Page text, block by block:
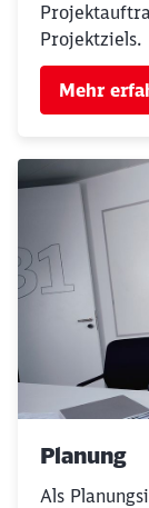
Projektziels.
Mehr
Planung
Als